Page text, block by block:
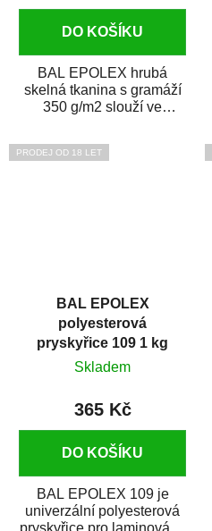
DO KOŠÍKU
BAL EPOLEX hrubá
skelná tkanina s gramáží
350 g/m2 slouží ve
a epoxidovými...
PRODEJ OD 18 LET
BAL EPOLEX
polyesterová
pryskyřice 109 1 kg
Skladem
365 Kč
DO KOŠÍKU
BAL EPOLEX 109 je
univerzální polyesterová
pryskyřice pro laminování.